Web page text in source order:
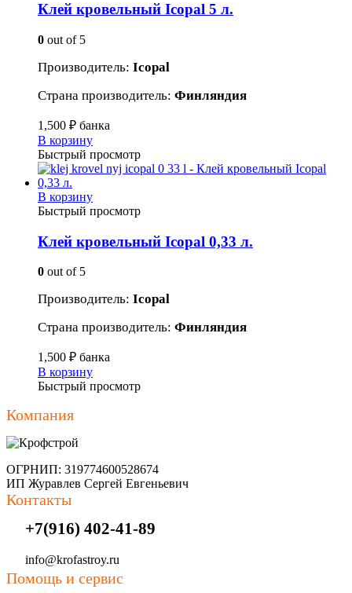
Клей кровельный Icopal 5 л.
0 out of 5
Производитель: Icopal
Страна производитель: Финляндия
1,500 ₽ банка
В корзину
Быстрый просмотр
В корзину
Быстрый просмотр
Клей кровельный Icopal 0,33 л.
0 out of 5
Производитель: Icopal
Страна производитель: Финляндия
1,500 ₽ банка
В корзину
Быстрый просмотр
Компания
ОГРНИП: 319774600528674
ИП Журавлев Сергей Евгеньевич
Контакты
+7(916) 402-41-89
info@krofastroy.ru
Помощь и сервис